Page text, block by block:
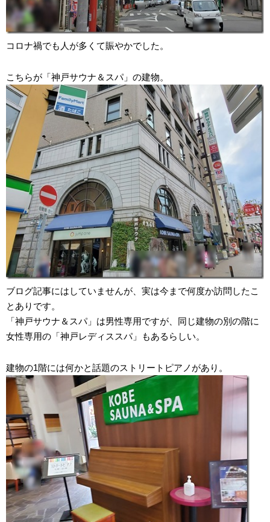
コロナ禍でも人が多くて賑やかでした。
こちらが「神戸サウナ＆スパ」の建物。
ブログ記事にはしていませんが、実は今まで何度か訪問したこ
とありです。
「神戸サウナ＆スパ」は男性専用ですが、同じ建物の別の階に
女性専用の「神戸レディススパ」もあるらしい。
建物の1階には何かと話題のストリートピアノがあり。